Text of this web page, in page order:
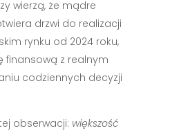
wierzą, że mądre
drzwi do realizacji
rynku od 2024 roku,
finansową z realnym
codziennych decyzji
obserwacji: większość